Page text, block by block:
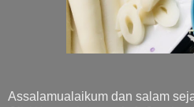
Assalamualaikum dan salam